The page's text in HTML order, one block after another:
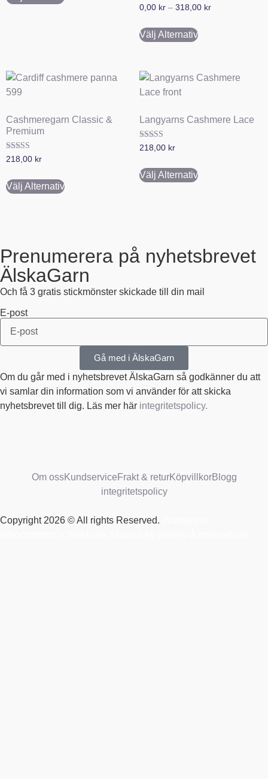
Betygsatt
5.00
0,00 kr – 318,00 kr
Välj Alternativ
Cashmeregarn Classic &
Premium
Betygsatt
218,00 kr
Välj Alternativ
Langyarns Cashmere Lace
Betygsatt
218,00 kr
Välj Alternativ
Prenumerera på nyhetsbrevet
ÄlskaGarn
Och få 3 gratis stickmönster skickade till din mail
E-post
Gå med i ÄlskaGarn
Om du går med i nyhetsbrevet ÄlskaGarn så godkänner du att
vi samlar din information som vi använder för att skicka
nyhetsbrevet till dig. Läs mer här integritetspolicy.
Om ossKundservice Frakt & returKöpvillkorBlogg
integritetspolicy
Copyright 2026 © All rights Reserved.